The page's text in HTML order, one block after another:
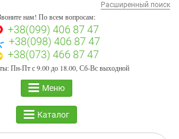
Расширенный поиск
нам! По всем вопросам:
+38(099) 406 87 47
+38(098) 406 87 47
+38(073) 466 87 47
Пн-Пт с 9.00 до 18.00, Сб-Вс выходной
Меню
Каталог